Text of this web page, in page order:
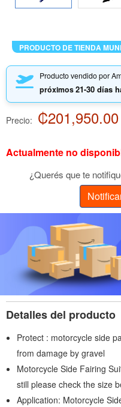
PRODUCTO DE TIENDA
Producto vendido por
próximos21-30 días
Precio: ₡201,950.00
Actualmente no
¿Querés que te
Detalles del producto
Protect : motorcycle side
from damage by gravel
Motorcycle Side Fairing
still please check the size
Application: Motorcycle